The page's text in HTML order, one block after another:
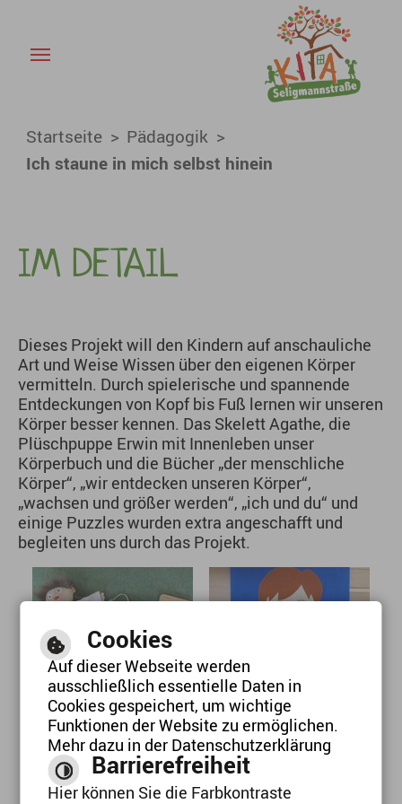
Ich staune in mich selbst
Startseite Pädagogik
Ich staune in mich selbst hinein
IM DETAIL
Ich staune in mich
selbst hinein.
Ich staune in mich
selbst hinein.
Dieses Projekt will den Kindern auf anschauliche
Art und Weise Wissen über den eigenen Körper
vermitteln. Durch spielerische und spannende
Entdeckungen von Kopf bis Fuß lernen wir unseren
Körper besser kennen. Das Skelett Agathe, die
Plüschpuppe Erwin mit Innenleben unser
Körperbuch und die Bücher „der menschliche
Körper“, „wir entdecken unseren Körper“,
„wachsen und größer werden“, „ich und du“ und
einige Puzzles wurden extra angeschafft und
begleiten uns durch das Projekt.
Cookies
Auf dieser Webseite werden
ausschließlich essentielle Daten in
Cookies gespeichert, um wichtige
Funktionen der Website zu ermöglichen.
Mehr dazu in der Datenschutzerklärung
Barrierefreiheit
Hier können Sie die Farbkontraste